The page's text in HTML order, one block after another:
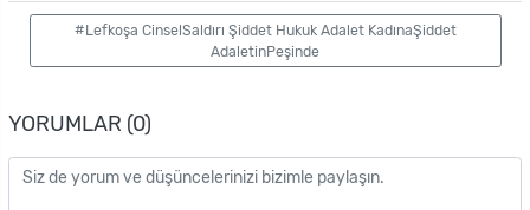
#Lefkoşa CinselSaldırı Şiddet Hukuk Adalet KadınaŞiddet
AdaletinPeşinde
YORUMLAR (0)